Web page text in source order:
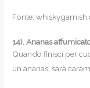
Fonte:
14).Ananas
Quando finisci per
un ananas, sarà